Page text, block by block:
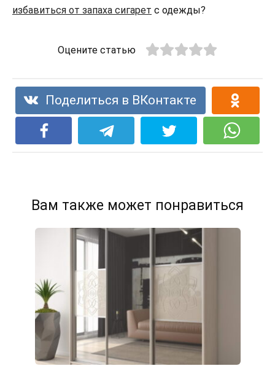
избавиться от запаха сигарет с одежды?
Оцените статью
Поделиться в ВКонтакте
Вам также может понравиться